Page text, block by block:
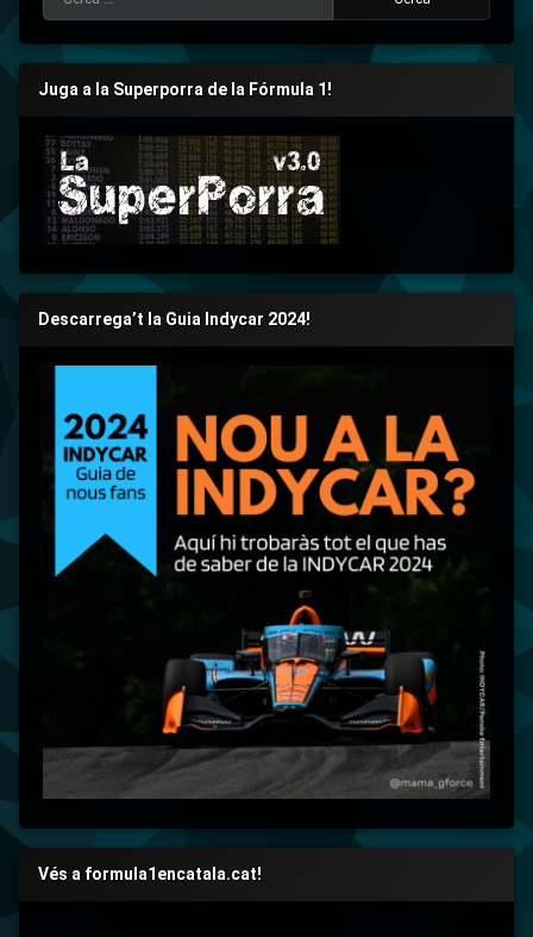
Juga a la Superporra de la Fórmula 1!
Descarrega’t la Guia Indycar 2024!
Vés a formula1encatala.cat!